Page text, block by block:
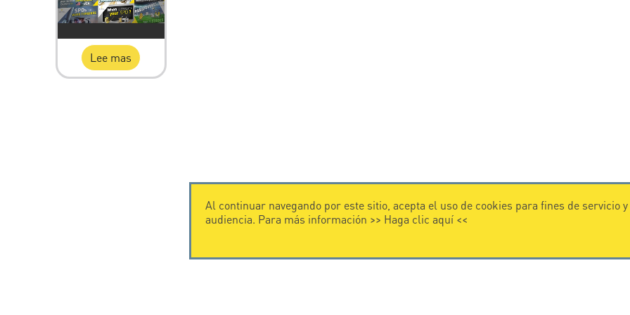
Lee mas
Al continuar navegando por este sitio, acepta el uso de cookies para fines de servicio
audiencia. Para más información >> Haga clic aquí<<